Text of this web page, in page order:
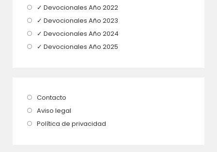
✓ Devocionales Año 2022Se
✓ Devocionales Año 2023
abre
✓ Devocionales Año 2024
✓ Devocionales Año 2025
Contacto
abre
en
Aviso legal
abre
Política de privacidad